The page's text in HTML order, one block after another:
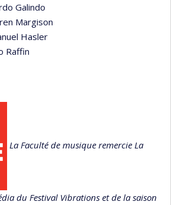
Galindo
Margison
Hasler
Raffin
La Faculté de musique remercie La
du Festival Vibrations et de la saison